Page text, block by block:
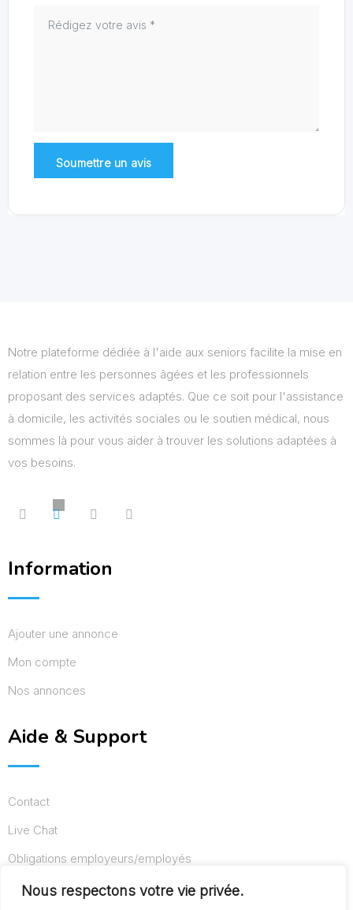
Nous respectons votre vie privée.
Notre plateforme dédiée à l'aide aux seniors facilite la mise en
relation entre les personnes âgées et les professionnels
proposant des services adaptés. Que ce soit pour l'assistance
à domicile, les activités sociales ou le soutien médical, nous
sommes là pour vous aider à trouver les solutions adaptées à
vos besoins.
Information
Ajouter une annonce
Mon compte
Nos annonces
Aide & Support
Contact
Live Chat
Obligations employeurs/employés
Conditions d’utilisation